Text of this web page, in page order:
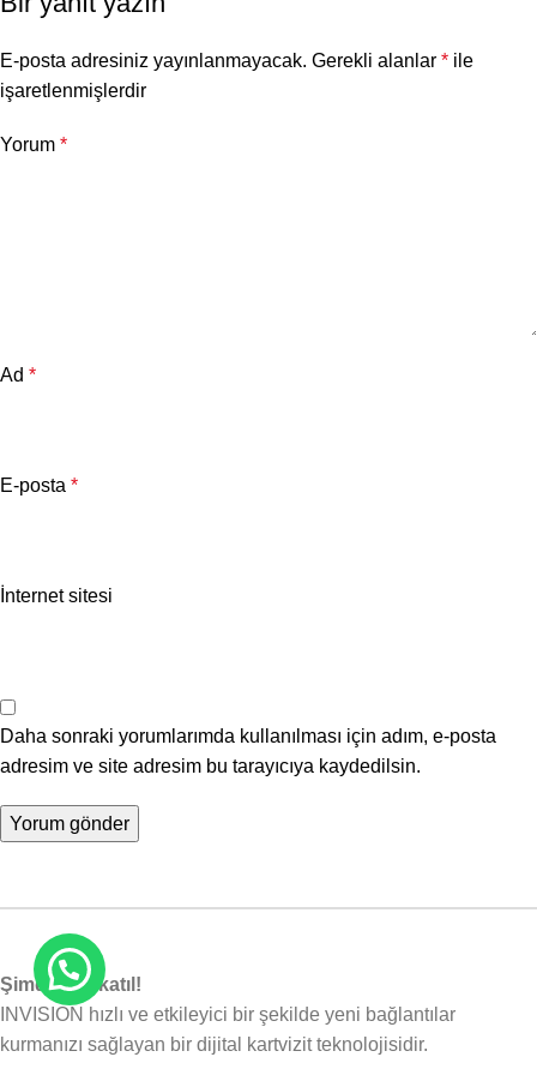
E-posta adresiniz yayınlanmayacak. Gerekli alanlar * ile
işaretlenmişlerdir
Yorum *
Ad *
E-posta *
İnternet sitesi
Daha sonraki yorumlarımda kullanılması için adım, e-posta
adresim ve site adresim bu tarayıcıya kaydedilsin.
Şimdi bize katıl!
INVISION hızlı ve etkileyici bir şekilde yeni bağlantılar
kurmanızı sağlayan bir dijital kartvizit teknolojisidir.